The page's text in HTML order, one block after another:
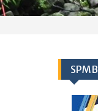
SPMB